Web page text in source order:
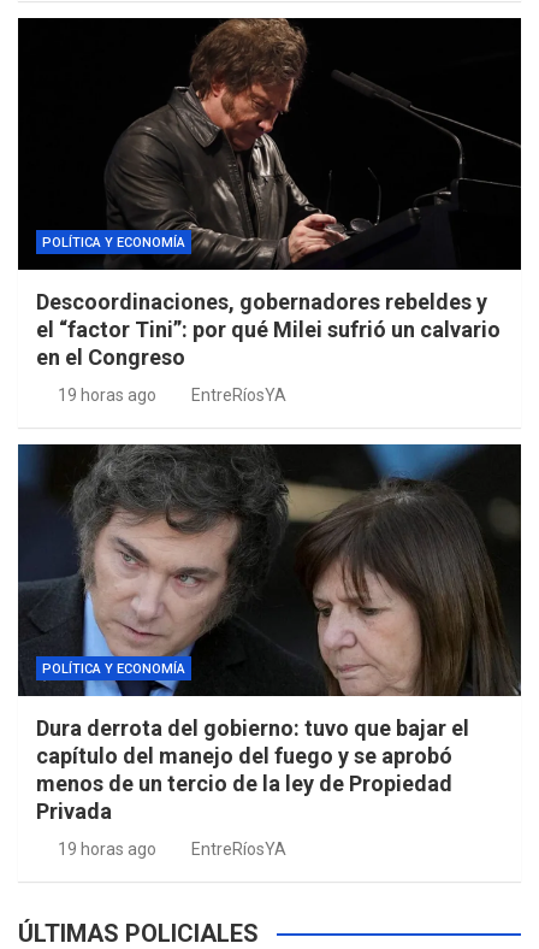
POLÍTICA Y ECONOMÍA
Descoordinaciones, gobernadores rebeldes y
el “factor Tini”: por qué Milei sufrió un calvario
en el Congreso
19 horas ago EntreRíosYA
POLÍTICA Y ECONOMÍA
Dura derrota del gobierno: tuvo que bajar el
capítulo del manejo del fuego y se aprobó
menos de un tercio de la ley de Propiedad
Privada
19 horas ago EntreRíosYA
ÚLTIMAS POLICIALES